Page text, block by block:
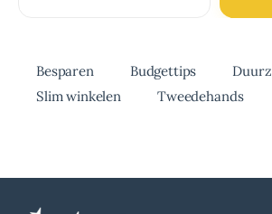
Besparen Budgettips
Slim winkelen
Tweedehands